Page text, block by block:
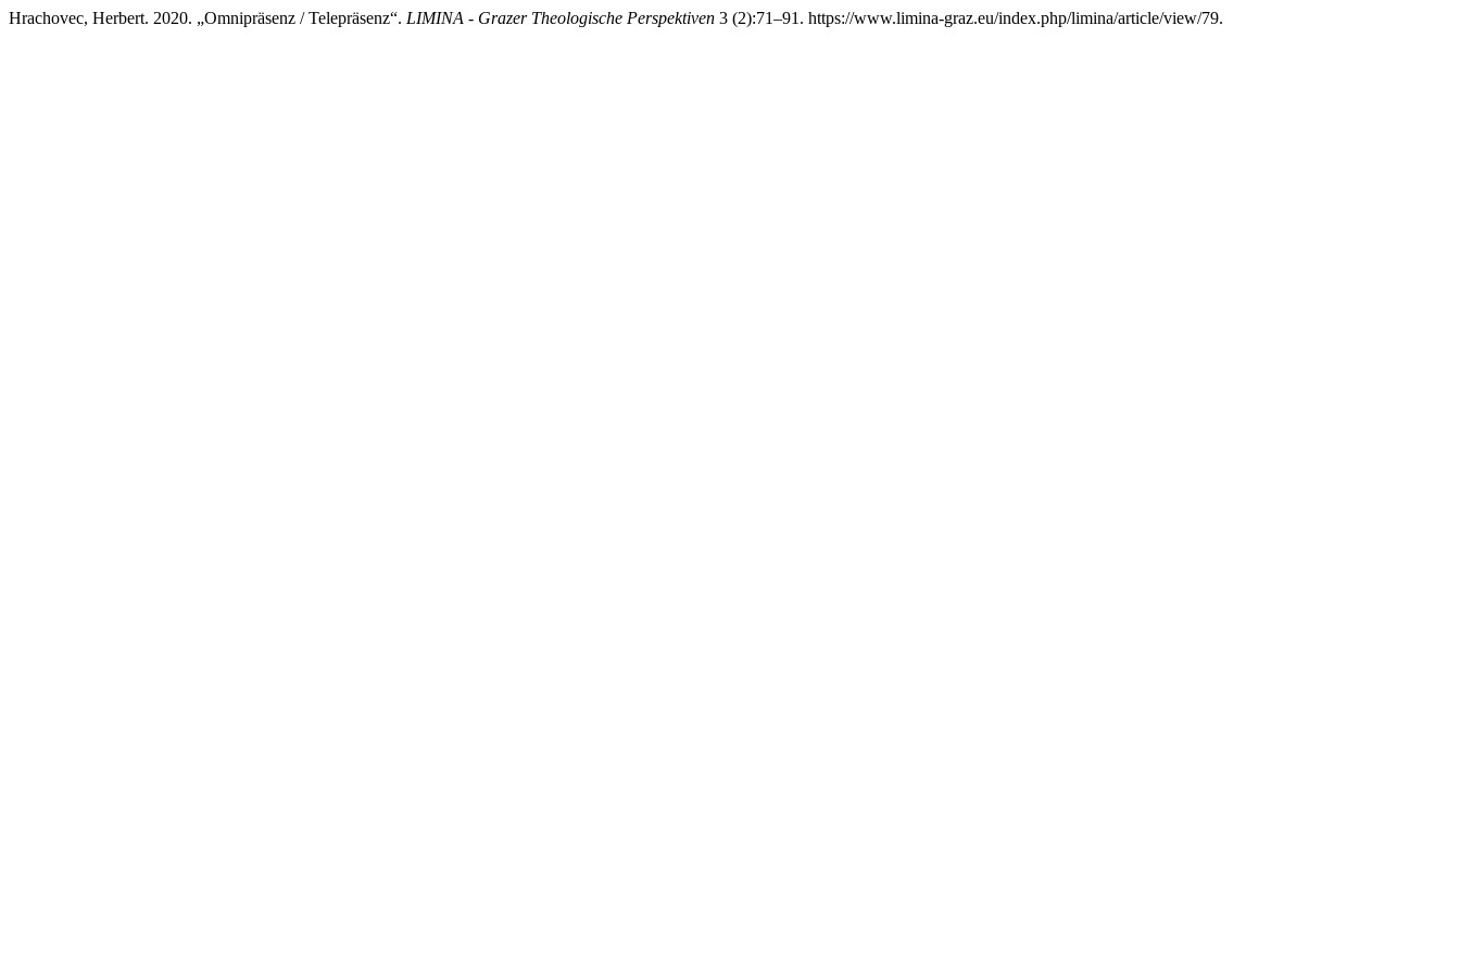
Hrachovec, Herbert. 2020. „Omnipräsenz / Telepräsenz“. LIMINA - Grazer Theologische Perspektiven 3 (2):71–91. https://www.limina-graz.eu/index.php/limina/article/view/79.